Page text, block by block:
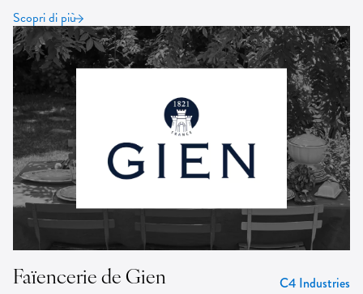
Scopri di più
Faïencerie de Gien C4 Industries